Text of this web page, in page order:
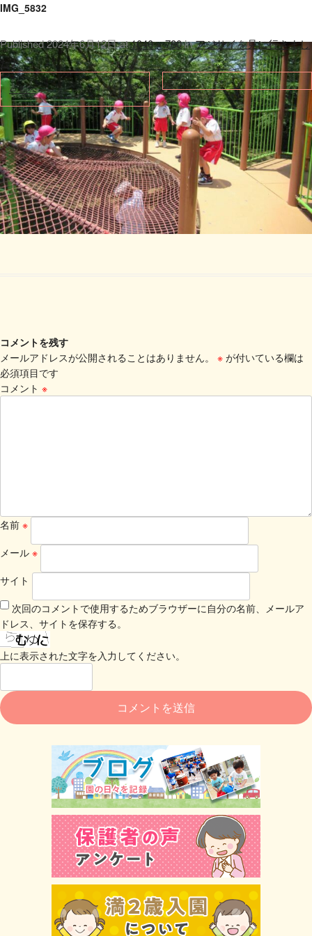
IMG_5832
Published2024年6月12日at1040 × 780inアジサイを見に行きまし
た♪.
← 前へ
コメントを残す
メールアドレスが公開されることはありません。
※ が付いている欄は
必須項目です
コメント ※
名前 ※
メール ※
サイト
次回のコメントで使用するためブラウザーに自分の名前、メールア
ドレス、サイトを保存する。
上に表示された文字を入力してください。